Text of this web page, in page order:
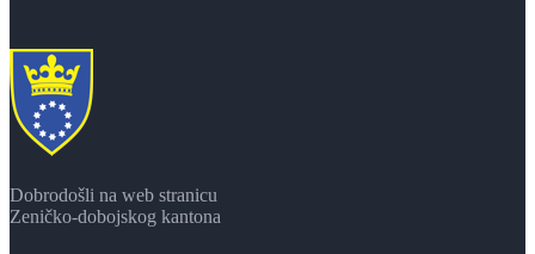
Dobrodošli na web stranicu
Zeničko-dobojskog kantona